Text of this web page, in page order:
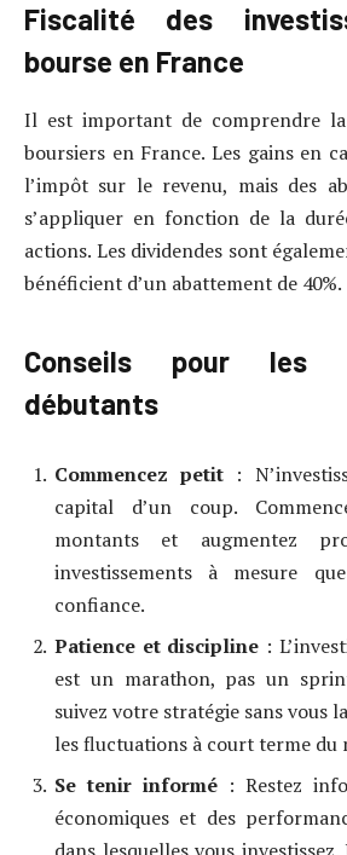
Fiscalité des
bourse en France
Il est important de comprendre
boursiers en France. Les gains en
l’impôt sur le revenu, mais des
s’appliquer en fonction de la
actions. Les dividendes sont
bénéficient d’un abattement de 40%.
Conseils pour les
débutants
Commencez petit :
capital d’un coup.
montants et augmentez
investissements à mesure
confiance.
Patience et discipline :
est un marathon, pas un
suivez votre stratégie sans vous
les fluctuations à court terme du
Se tenir informé : Restez
économiques et des